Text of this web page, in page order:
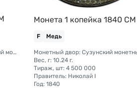
Монетный двор: Екатеринбургский монетный двор
Монета 1 копейка 1840 СМ
F Медь
Вес, г: 10.24 г.
Тираж, шт: 4 500 000
Правитель: Николай I
Год: 1840